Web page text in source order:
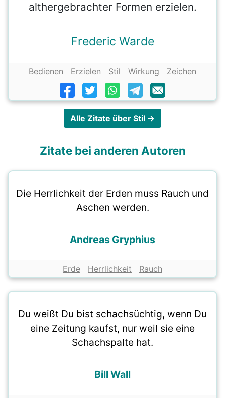
althergebrachter Formen erzielen.
Frederic Warde
Bedienen Erzielen Stil Wirkung Zeichen
Alle Zitate über Stil →
Zitate bei anderen Autoren
Die Herrlichkeit der Erden muss Rauch und
Aschen werden.
Andreas Gryphius
Erde Herrlichkeit Rauch
Du weißt Du bist schachsüchtig, wenn Du
eine Zeitung kaufst, nur weil sie eine
Schachspalte hat.
Bill Wall